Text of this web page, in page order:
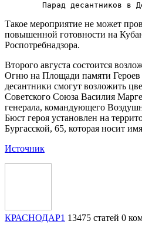
Такое мероприятие не может
повышенной готовности на
Роспотребнадзора.
Второго августа состоится
Огню на Площади памяти
десантники смогут возложить
Советского Союза Василия
генерала, командующего
Бюст героя установлен на
Бургасской, 65, которая носит
Источник
КРАСНОДАР1 13475 статей 0